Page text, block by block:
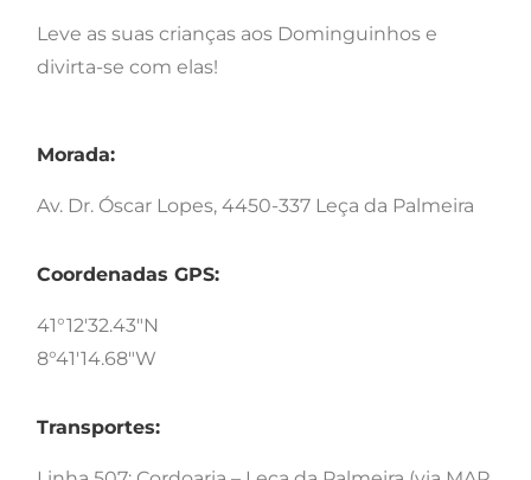
Leve as suas crianças aos Dominguinhos e
divirta-se com elas!
Morada:
Av. Dr. Óscar Lopes, 4450-337 Leça da Palmeira
Coordenadas GPS:
41°12'32.43"N
8°41'14.68"W
Transportes: